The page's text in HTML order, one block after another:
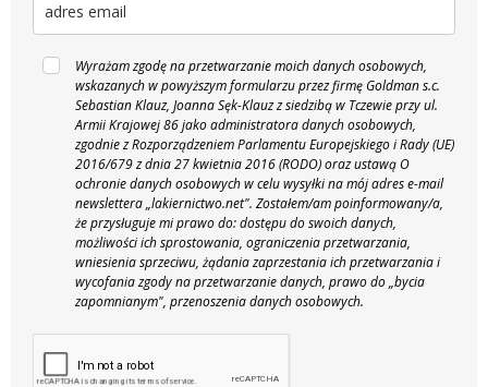
Wyrażam zgodę na przetwarzanie moich danych osobowych,
wskazanych w powyższym formularzu przez firmę Goldman s.c.
Sebastian Klauz, Joanna Sęk-Klauz z siedzibą w Tczewie przy ul.
Armii Krajowej 86 jako administratora danych osobowych,
zgodnie z Rozporządzeniem Parlamentu Europejskiego i Rady (UE)
2016/679 z dnia 27 kwietnia 2016 (RODO) oraz ustawą O
ochronie danych osobowych w celu wysyłki na mój adres e-mail
newslettera „lakiernictwo.net". Zostałem/am poinformowany/a,
że przysługuje mi prawo do: dostępu do swoich danych,
możliwości ich sprostowania, ograniczenia przetwarzania,
wniesienia sprzeciwu, żądania zaprzestania ich przetwarzania i
wycofania zgody na przetwarzanie danych, prawo do „bycia
zapomnianym", przenoszenia danych osobowych.